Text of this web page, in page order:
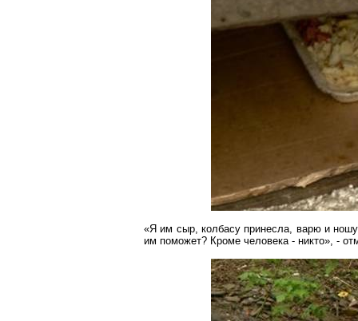
«Я им сыр, колбасу принесла, варю и
им поможет? Кроме человека - никто», -